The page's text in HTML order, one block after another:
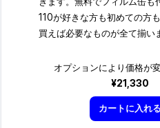
110が好きな方も初めての方
買えば必要なものが全て揃い
オプションにより価格が
¥21,330
カートに入れる